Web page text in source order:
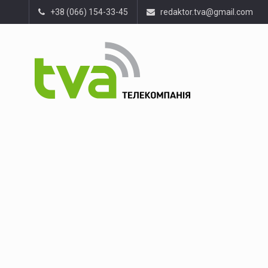
+38 (066) 154-33-45 redaktor.tva@gmail.com